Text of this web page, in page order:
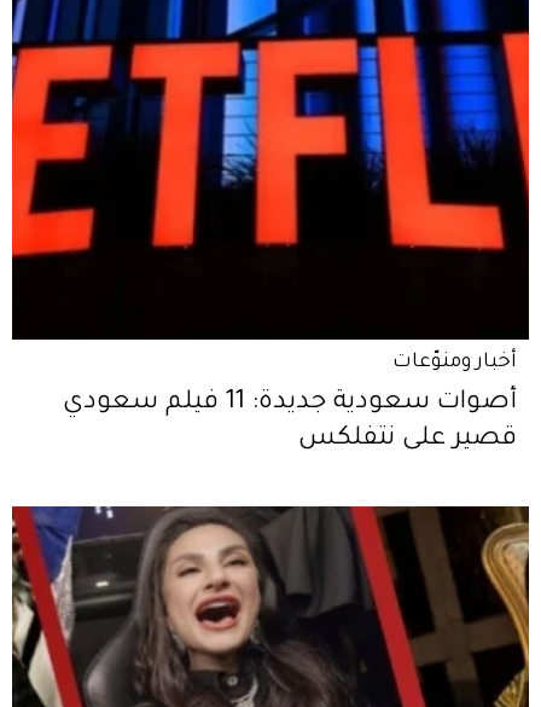
أخبار ومنوّعات
أصوات سعودية جديدة: 11 فيلم سعودي
قصير على نتفلكس